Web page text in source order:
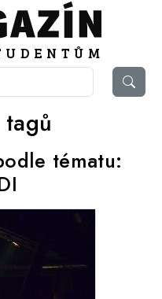
tagů
tématu: